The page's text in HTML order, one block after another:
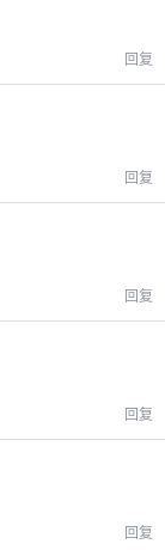
回复
回复
回复
回复
回复